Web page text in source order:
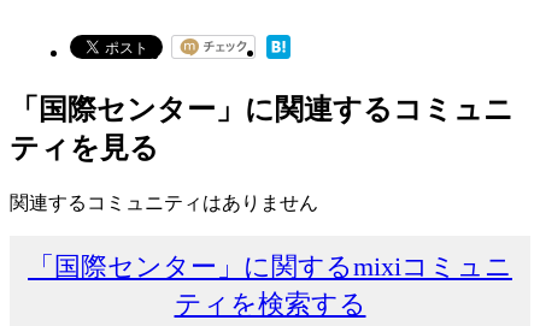
「国際センター」に関連するコミュニ
ティを見る
関連するコミュニティはありません
「国際センター」に関するmixiコミュニ
ティを検索する